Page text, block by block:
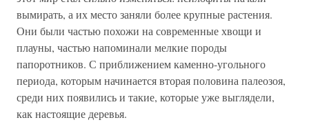
вымирать, а их место заняли более крупные растения.
Они были частью похожи на современные хвощи и
плауны, частью напоминали мелкие породы
папоротников. С приближением каменно-угольного
периода, которым начинается вторая половина палеозоя,
среди них появились и такие, которые уже выглядели,
как настоящие деревья.